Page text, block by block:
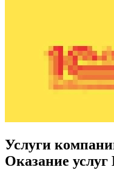
Услуги
Оказание услуг